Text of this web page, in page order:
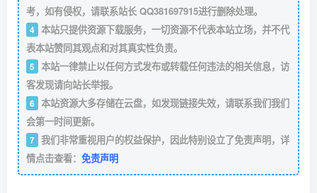
考，如有侵权，请联系站长 QQ381697915进行删除处理。
4 本站只提供资源下载服务，一切资源不代表本站立场，并不代
表本站赞同其观点和对其真实性负责。
5 本站一律禁止以任何方式发布或转载任何违法的相关信息，访
客发现请向站长举报。
6 本站资源大多存储在云盘，如发现链接失效，请联系我们我们
会第一时间更新。
7 我们非常重视用户的权益保护，因此特别设立了免责声明，详
情点击查看： 免责声明